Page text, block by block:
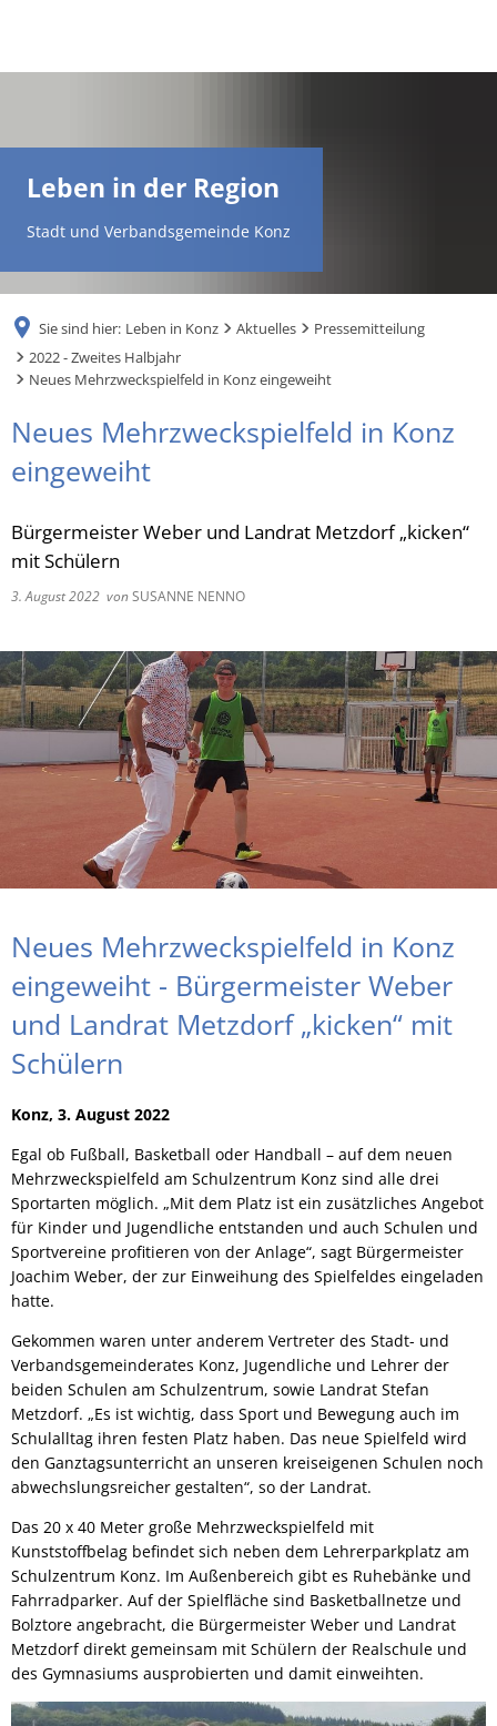
RU
Leben in der Region
Stadt und Verbandsgemeinde Konz
Sie sind hier: Leben in Konz Aktuelles
Pressemitteilung
2022 - Zweites Halbjahr
Neues Mehrzweckspielfeld in Konz eingeweiht
Neues Mehrzweckspielfeld in Konz
eingeweiht
Bürgermeister Weber und Landrat Metzdorf „kicken“
mit Schülern
3. August 2022 vonSUSANNE NENNO
Neues Mehrzweckspielfeld in Konz
eingeweiht - Bürgermeister Weber
und Landrat Metzdorf „kicken“ mit
Schülern
Konz, 3. August 2022
Egal ob Fußball, Basketball oder Handball – auf dem neuen
Mehrzweckspielfeld am Schulzentrum Konz sind alle drei
Sportarten möglich. „Mit dem Platz ist ein zusätzliches Angebot
für Kinder und Jugendliche entstanden und auch Schulen und
Sportvereine profitieren von der Anlage“, sagt Bürgermeister
Joachim Weber, der zur Einweihung des Spielfeldes eingeladen
hatte.
Gekommen waren unter anderem Vertreter des Stadt- und
Verbandsgemeinderates Konz, Jugendliche und Lehrer der
beiden Schulen am Schulzentrum, sowie Landrat Stefan
Metzdorf. „Es ist wichtig, dass Sport und Bewegung auch im
Schulalltag ihren festen Platz haben. Das neue Spielfeld wird
den Ganztagsunterricht an unseren kreiseigenen Schulen noch
abwechslungsreicher gestalten“, so der Landrat.
Das 20 x 40 Meter große Mehrzweckspielfeld mit
Kunststoffbelag befindet sich neben dem Lehrerparkplatz am
Schulzentrum Konz. Im Außenbereich gibt es Ruhebänke und
Fahrradparker. Auf der Spielfläche sind Basketballnetze und
Bolztore angebracht, die Bürgermeister Weber und Landrat
Metzdorf direkt gemeinsam mit Schülern der Realschule und
des Gymnasiums ausprobierten und damit einweihten.